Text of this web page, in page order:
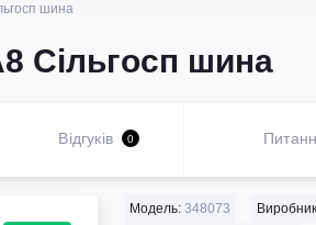
шина
Сільгосп шина
Відгуків 0
Модель: 348073